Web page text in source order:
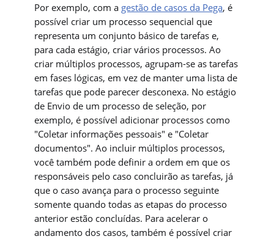
Por exemplo, com a gestão de casos da Pega, é
possível criar um processo sequencial que
representa um conjunto básico de tarefas e,
para cada estágio, criar vários processos. Ao
criar múltiplos processos, agrupam-se as tarefas
em fases lógicas, em vez de manter uma lista de
tarefas que pode parecer desconexa. No estágio
de Envio de um processo de seleção, por
exemplo, é possível adicionar processos como
"Coletar informações pessoais" e "Coletar
documentos". Ao incluir múltiplos processos,
você também pode definir a ordem em que os
responsáveis pelo caso concluirão as tarefas, já
que o caso avança para o processo seguinte
somente quando todas as etapas do processo
anterior estão concluídas. Para acelerar o
andamento dos casos, também é possível criar